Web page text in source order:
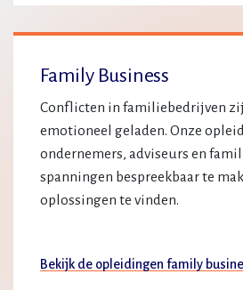
Family Business
Conflicten in familiebedrijven
emotioneel geladen. Onze
ondernemers, adviseurs en
spanningen bespreekbaar te
oplossingen te vinden.
Bekijk de opleidingen family